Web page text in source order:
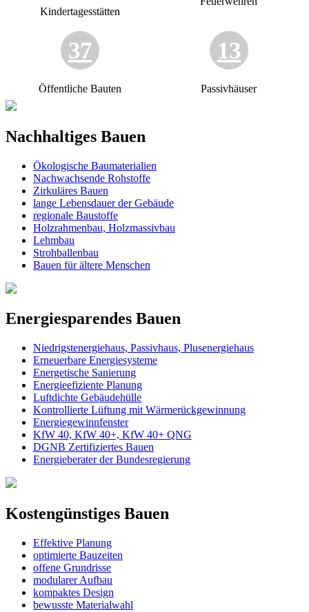
Kindertagesstätten
37
Öffentliche Bauten
13
Passivhäuser
Nachhaltiges Bauen
Ökologische Baumaterialien
Nachwachsende Rohstoffe
Zirkuläres Bauen
lange Lebensdauer der Gebäude
regionale Baustoffe
Holzrahmenbau, Holzmassivbau
Lehmbau
Strohballenbau
Bauen für ältere Menschen
Energiesparendes Bauen
Niedrigstenergiehaus, Passivhaus, Plusenergiehaus
Erneuerbare Energiesysteme
Energetische Sanierung
Energieefiziente Planung
Luftdichte Gebäudehülle
Kontrollierte Lüftung mit Wärmerückgewinnung
Energiegewinnfenster
KfW 40, KfW 40+, KfW 40+ QNG
DGNB Zertifiziertes Bauen
Energieberater der Bundesregierung
Kostengünstiges Bauen
Effektive Planung
optimierte Bauzeiten
offene Grundrisse
modularer Aufbau
kompaktes Design
bewusste Materialwahl